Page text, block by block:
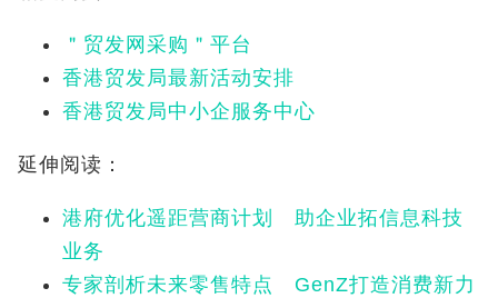
＂贸发网采购＂平台
香港贸发局最新活动安排
香港贸发局中小企服务中心
延伸阅读：
港府优化遥距营商计划 助企业拓信息科技
业务
专家剖析未来零售特点 GenZ打造消费新力